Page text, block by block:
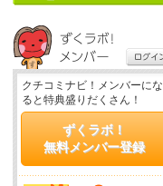
クチコミナビ！メンバーにな
ると特典盛りだくさん！
ずくラボ！
無料メンバー登録